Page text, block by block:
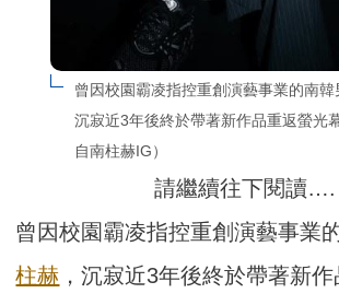
曾因校園霸凌指控重創演藝事業的南韓
沉寂近3年後終於帶著新作品重返螢光
自南柱赫IG）
請繼續往下閱讀….
曾因校園霸凌指控重創演藝事業
柱赫 ，沉寂近3年後終於帶著新